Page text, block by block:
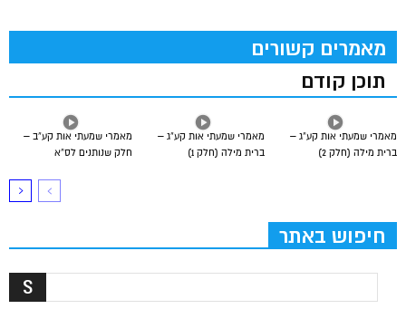
מאמרים קשורים
תוכן קודם
מאמרי שמעתי אות קע”ב –
חלק שנותנים לס”א
מאמרי שמעתי אות קע”ג –
ברית מילה (חלק 1)
מאמרי שמעתי אות קע”ג –
ברית מילה (חלק 2)
חיפוש באתר